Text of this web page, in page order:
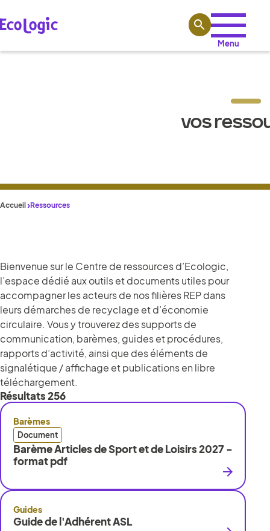
Menu
VOS
Accueil Ressources
Bienvenue sur le Centre de ressources d’Ecologic,
l’espace dédié aux outils et documents utiles pour
accompagner les acteurs de nos filières REP dans
leurs démarches de recyclage et d’économie
circulaire. Vous y trouverez des supports de
communication, barèmes, guides et procédures,
rapports d’activité, ainsi que des éléments de
signalétique / affichage et publications en libre
téléchargement.
Résultats256
Barèmes
Document
Barème Articles de Sport et de Loisirs 2027 -
format pdf
Guides
Guide de l'Adhérent ASL